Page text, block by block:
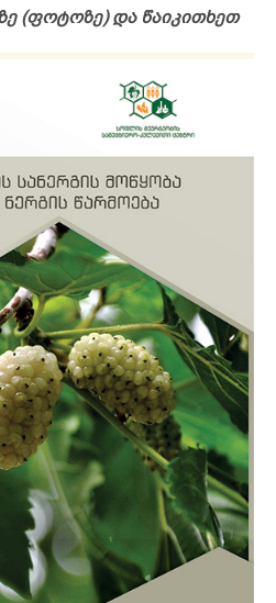
(ფოტოზე) და წაიკითხეთ